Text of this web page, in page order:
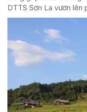
DTTS Sơn La vươn lên